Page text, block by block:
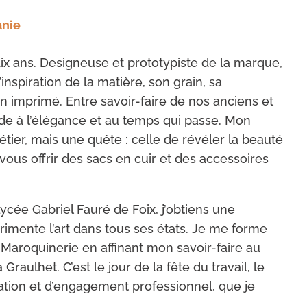
ans. Designeuse et prototypiste de la marque,
de la matière, son grain, sa
imprimé. Entre savoir-faire de nos anciens et
à l’élégance et au temps qui passe. Mon
mais une quête : celle de révéler la beauté
offrir des sacs en cuir et des accessoires
Gabriel Fauré de Foix, j’obtiens une
l’art dans tous ses états. Je me forme
en affinant mon savoir-faire au
C’est le jour de la fête du travail, le
et d’engagement professionnel, que je